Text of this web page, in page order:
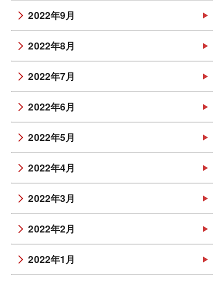
2022年9月
2022年8月
2022年7月
2022年6月
2022年5月
2022年4月
2022年3月
2022年2月
2022年1月